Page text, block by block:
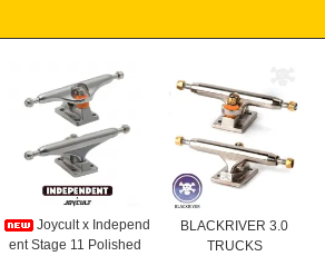
Joycult x Independ
ent Stage 11 Polished
BLACKRIVER 3.0
TRUCKS